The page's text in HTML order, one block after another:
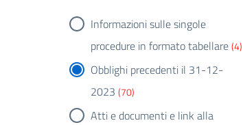
Informazioni sulle singole
procedure in formato tabellare(4)
Obblighi precedenti il 31-12-
2023 (70)
Atti e documenti e link alla